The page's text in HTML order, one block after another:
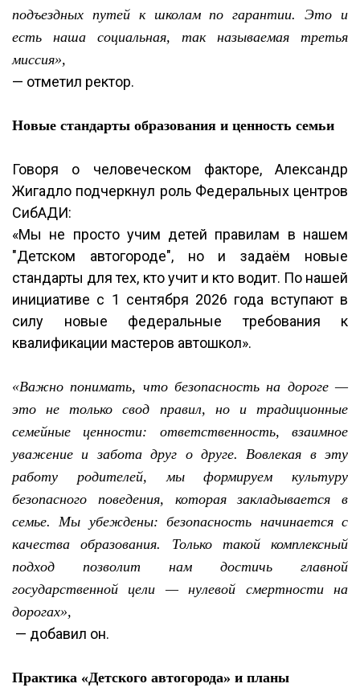
подъездных путей к школам по гарантии. Это и
есть наша социальная, так называемая третья
миссия»,
— отметил ректор.
Новые стандарты образования и ценность семьи
Говоря о человеческом факторе, Александр
Жигадло подчеркнул роль Федеральных центров
СибАДИ:
«Мы не просто учим детей правилам в нашем
"Детском автогороде", но и задаём новые
стандарты для тех, кто учит и кто водит. По нашей
инициативе с 1 сентября 2026 года вступают в
силу новые федеральные требования к
квалификации мастеров автошкол».
«Важно понимать, что безопасность на дороге —
это не только свод правил, но и традиционные
семейные ценности: ответственность, взаимное
уважение и забота друг о друге. Вовлекая в эту
работу родителей, мы формируем культуру
безопасного поведения, которая закладывается в
семье. Мы убеждены: безопасность начинается с
качества образования. Только такой комплексный
подход позволит нам достичь главной
государственной цели — нулевой смертности на
дорогах»,
— добавил он.
Практика «Детского автогорода» и планы